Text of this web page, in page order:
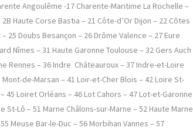
Angoulême -17 Charente-Maritime La Rochelle –
Haute Corse Bastia – 21 Côte-d’Or Dijon – 22 Côtes
25 Doubs Besançon – 26 Drôme Valence – 27 Eure
Nîmes – 31 Haute Garonne Toulouse – 32 Gers Auch
Rennes – 36 Indre Châteauroux – 37 Indre-et-Loire
de-Marsan – 41 Loir-et-Cher Blois – 42 Loire St-
45 Loiret Orléans – 46 Lot Cahors – 47 Lot-et-Garonne
Lô – 51 Marne Châlons-sur-Marne – 52 Haute Marne
Meuse Bar-le-Duc – 56 Morbihan Vannes – 57